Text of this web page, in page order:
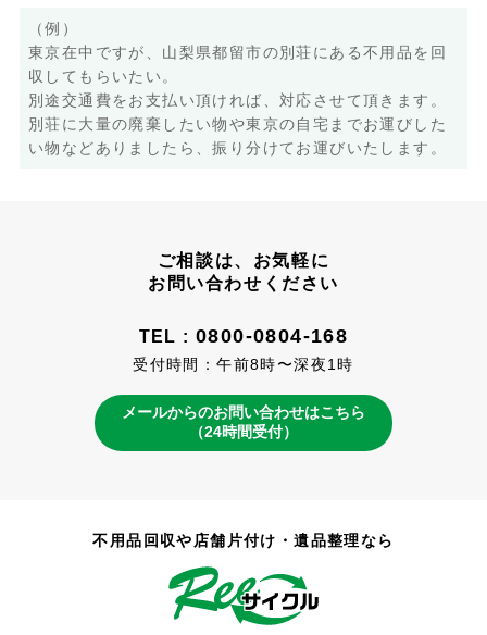
（例）
東京在中ですが、山梨県都留市の別荘にある不用品を回
収してもらいたい。
別途交通費をお支払い頂ければ、対応させて頂きます。
別荘に大量の廃棄したい物や東京の自宅までお運びした
い物などありましたら、振り分けてお運びいたします。
ご相談は、お気軽に
お問い合わせください
TEL :0800-0804-168
受付時間：午前8時〜深夜1時
メールからのお問い合わせはこちら
（24時間受付）
不用品回収や店舗片付け・遺品整理なら